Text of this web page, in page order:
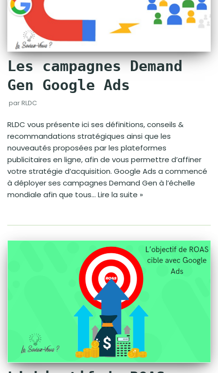
Les campagnes Demand
Gen Google Ads
parRLDC
RLDC vous présente ici ses définitions, conseils &
recommandations stratégiques ainsi que les
nouveautés proposées par les plateformes
publicitaires en ligne, afin de vous permettre d’affiner
votre stratégie d’acquisition. Google Ads a commencé
à déployer ses campagnes Demand Gen à l’échelle
mondiale afin que tous… Lire la suite »